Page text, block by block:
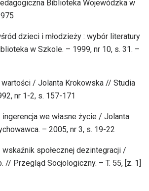
Biblioteka Wojewódzka w
dzieci i młodzieży : wybór literatury
w Szkole. – 1999, nr 10, s. 31. –
wartości / Jolanta Krokowska // Studia
nr 1-2, s. 157-171
we własne życie / Jolanta
– 2005, nr 3, s. 19-22
społecznej dezintegracji /
// Przegląd Socjologiczny. – T. 55, [z. 1]